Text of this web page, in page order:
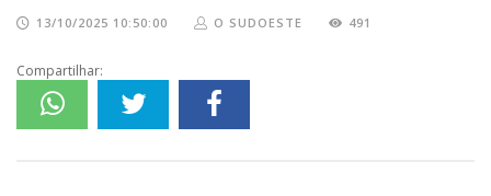
13/10/2025 10:50:00 O SUDOESTE 491
Compartilhar: